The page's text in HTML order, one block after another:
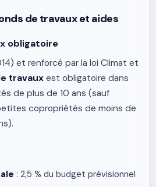
de travaux et aides
obligatoire
et renforcé par la loi Climat et
travaux est obligatoire dans
de plus de 10 ans (sauf
copropriétés de moins de
: 2,5 % du budget prévisionnel